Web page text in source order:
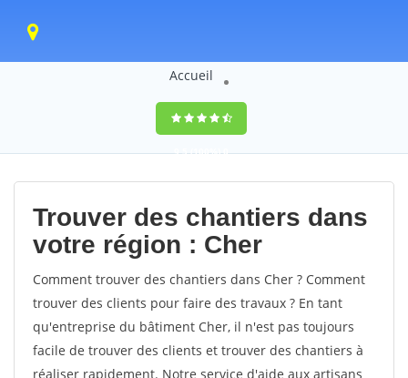
Accueil
9,5(100%)0
votes
Trouver des chantiers dans
votre région : Cher
Comment trouver des chantiers dans Cher ? Comment
trouver des clients pour faire des travaux ? En tant
qu'entreprise du bâtiment Cher, il n'est pas toujours
facile de trouver des clients et trouver des chantiers à
réaliser rapidement. Notre service d'aide aux artisans